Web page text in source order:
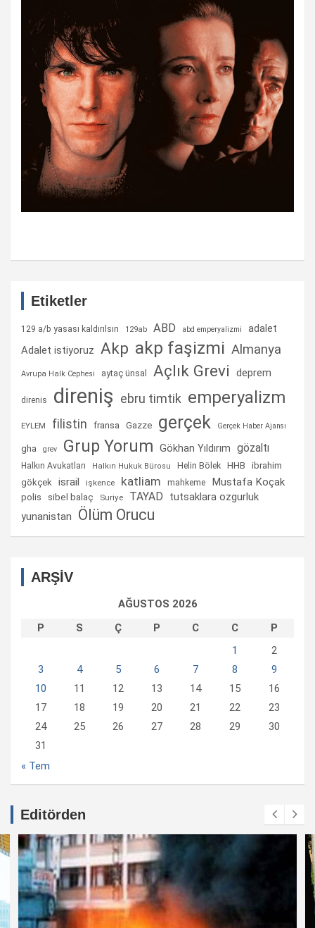
Etiketler
129 a/b yasası kaldırılsın 129ab ABD abd emperyalizmi adalet
Adalet istiyoruz Akp akp faşizmi Almanya
Avrupa Halk Cephesi aytaç ünsal Açlık Grevi deprem
direnis direniş ebru timtik emperyalizm
EYLEM filistin fransa Gazze gerçek Gerçek Haber Ajansı
gha grev Grup Yorum Gökhan Yıldırım gözaltı
Halkın Avukatları Halkın Hukuk Bürosu Helin Bölek HHB
ibrahim
gökçek israil işkence katliam mahkeme Mustafa Koçak
polis sibel balaç Suriye TAYAD
tutsaklara ozgurluk
yunanistan
Ölüm Orucu
ARŞİV
AĞUSTOS 2026
P
S Ç P C C
P
1
2
3
4 5 6 7 8
9
10
11 12 13 14 15
16
17
18 19 20 21 22
23
24
25 26 27 28 29
30
31
« Tem
Editörden